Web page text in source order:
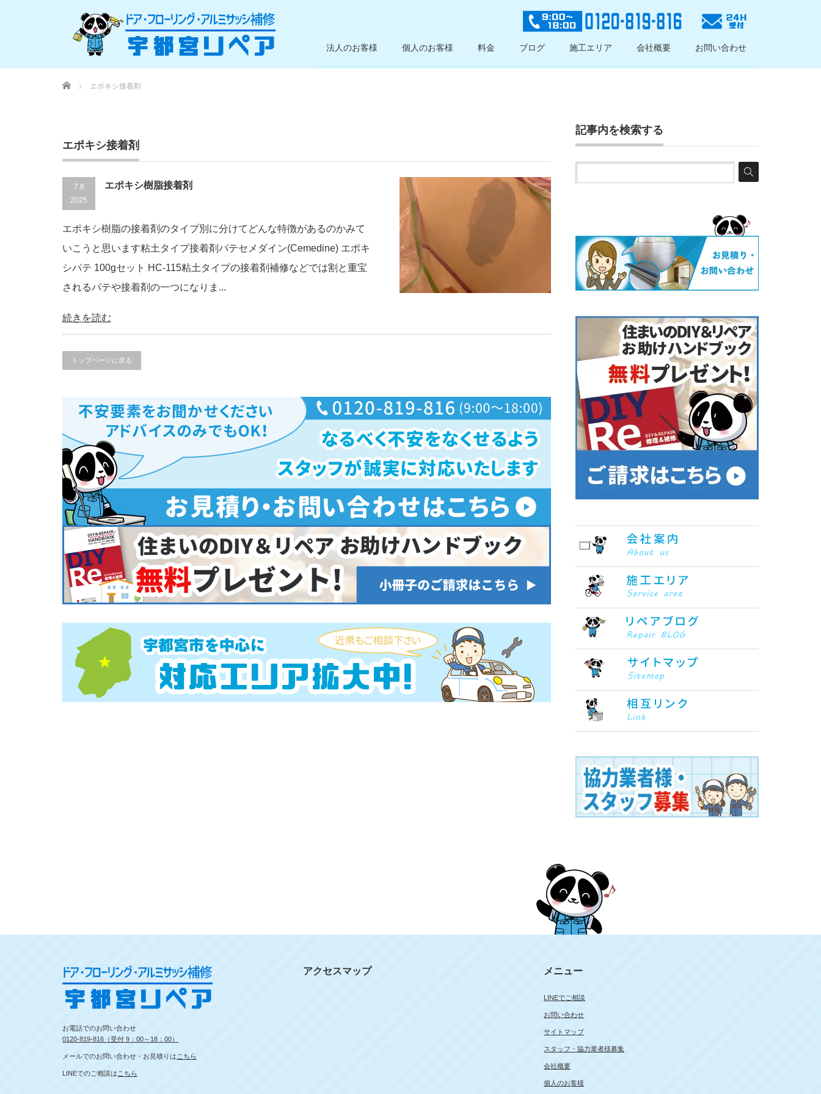
法人のお客様 個人のお客様 料金 ブログ 施工エリア 会社概要 お問い合わせ
Home エポキシ接着剤
エポキシ接着剤
7.8
2025
エポキシ樹脂接着剤
エポキシ樹脂の接着剤のタイプ別に分けてどんな特徴があるのかみて
いこうと思います粘土タイプ接着剤パテセメダイン(Cemedine) エポキ
シパテ 100gセット HC-115粘土タイプの接着剤補修などでは割と重宝
されるパテや接着剤の一つになりま...
続きを読む
トップページに戻る
記事内を検索する
お電話でのお問い合わせ
0120-819-816（受付 9：00～18：00）
メールでのお問い合わせ・お見積りは こちら
LINEでのご相談は こちら
アクセスマップ メニュー
LINEでご相談
お問い合わせ
サイトマップ
スタッフ・協力業者様募集
会社概要
個人のお客様